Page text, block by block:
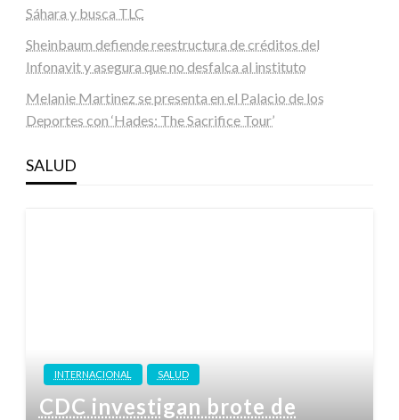
Sáhara y busca TLC
Sheinbaum defiende reestructura de créditos del
Infonavit y asegura que no desfalca al instituto
Melanie Martinez se presenta en el Palacio de los
Deportes con ‘Hades: The Sacrifice Tour’
SALUD
INTERNACIONAL SALUD
CDC investigan brote de